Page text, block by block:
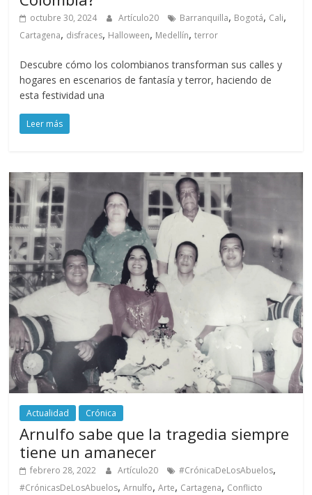
octubre 30, 2024 Artículo20 Barranquilla, Bogotá, Cali,
Cartagena, disfraces, Halloween, Medellín,terror
Descubre cómo los colombianos transforman sus calles y
hogares en escenarios de fantasía y terror, haciendo de
esta festividad una
Leer más
Actualidad Crónica
Arnulfo sabe que la tragedia siempre
tiene un amanecer
febrero 28, 2022 Artículo20 #CrónicaDeLosAbuelos,
#CrónicasDeLosAbuelos,Arnulfo,Arte, Cartagena, Conflicto